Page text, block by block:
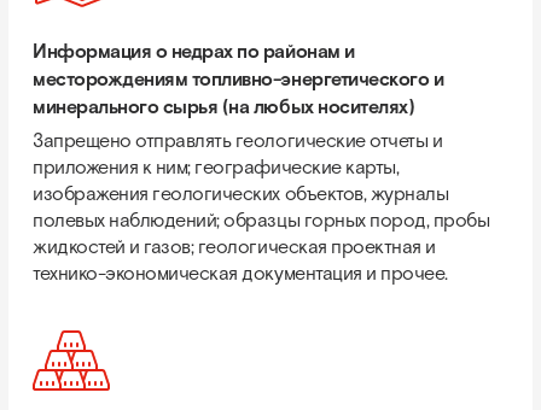
Информация о недрах по районам и
месторождениям топливно-энергетического и
минерального сырья (на любых носителях)
Запрещено отправлять геологические отчеты и
приложения к ним; географические карты,
изображения геологических объектов, журналы
полевых наблюдений; образцы горных пород, пробы
жидкостей и газов; геологическая проектная и
технико-экономическая документация и прочее.